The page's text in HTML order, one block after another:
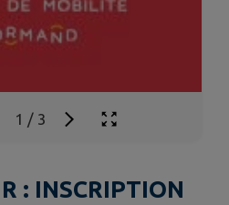
1 / 3
: INSCRIPTION